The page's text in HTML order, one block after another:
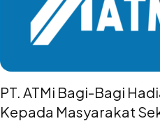
PT. ATMi Bagi-Bagi
Kepada Masyarakat